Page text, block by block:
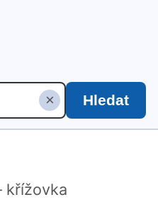
× Hledat
křížovka